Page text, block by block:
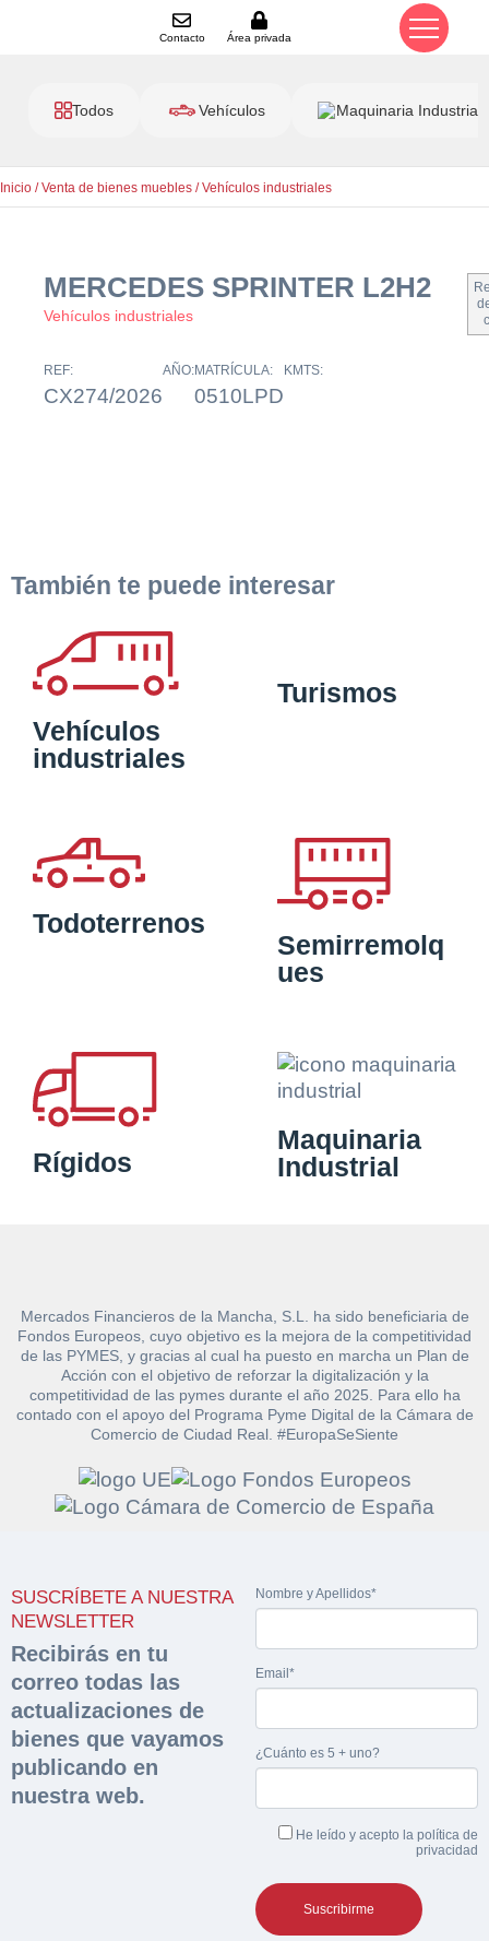
Contacto Área privada
Todos Vehículos Maquinaria Industrial
Inicio /Venta de bienes muebles /Vehículos industriales
MERCEDES SPRINTER L2H2
Vehículos industriales
REF:
CX274/2026
AÑO:MATRÍCULA:
0510LPD
KMTS:
También te puede interesar
Vehículos
industriales
Turismos
Todoterrenos
Semirremolq
ues
Rígidos
Maquinaria
Industrial
Mercados Financieros de la Mancha, S.L. ha sido beneficiaria de
Fondos Europeos, cuyo objetivo es la mejora de la competitividad
de las PYMES, y gracias al cual ha puesto en marcha un Plan de
Acción con el objetivo de reforzar la digitalización y la
competitividad de las pymes durante el año 2025. Para ello ha
contado con el apoyo del Programa Pyme Digital de la Cámara de
Comercio de Ciudad Real. #EuropaSeSiente
SUSCRÍBETE A NUESTRA
NEWSLETTER
Recibirás en tu
correo todas las
actualizaciones de
bienes que vayamos
publicando en
nuestra web.
Nombre y Apellidos*
Email*
¿Cuánto es 5 + uno?
He leído y acepto la política de
privacidad
Solicitar
documentación
sobre la peritación
Rellene este formulario y recibirá en su email el
enlace para descargar la documentación
Nombre y Apellidos*
Hacer Oferta
Razón social*
Teléfono*
Nombre y Apellidos*
Sobre Merfinsa
Venta de bienes muebles